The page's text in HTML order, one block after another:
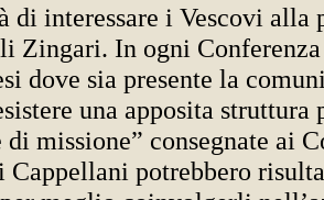
di interessare i Vescovi alla
Zingari. In ogni
dove sia presente la
una apposita struttura
di missione” consegnate ai
Cappellani potrebbero